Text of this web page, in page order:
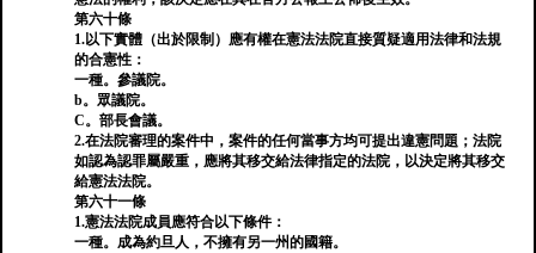
第六十條
1.以下實體（出於限制）應有權在憲法法院直接質疑適用法律和法規
的合憲性：
一種。參議院。
b。眾議院。
C。部長會議。
2.在法院審理的案件中，案件的任何當事方均可提出違憲問題；法院
如認為認罪屬嚴重，應將其移交給法律指定的法院，以決定將其移交
給憲法法院。
第六十一條
1.憲法法院成員應符合以下條件：
一種。成為約旦人，不擁有另一州的國籍。